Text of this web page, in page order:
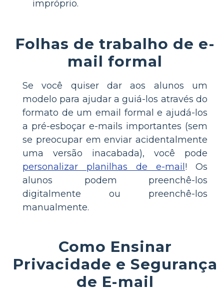
impróprio.
Folhas de trabalho de e-
mail formal
Se você quiser dar aos alunos um
modelo para ajudar a guiá-los através do
formato de um email formal e ajudá-los
a pré-esboçar e-mails importantes (sem
se preocupar em enviar acidentalmente
uma versão inacabada), você pode
personalizar planilhas de e-mail ! Os
alunos podem preenchê-los
digitalmente ou preenchê-los
manualmente.
Como Ensinar
Privacidade e Segurança
de E-mail